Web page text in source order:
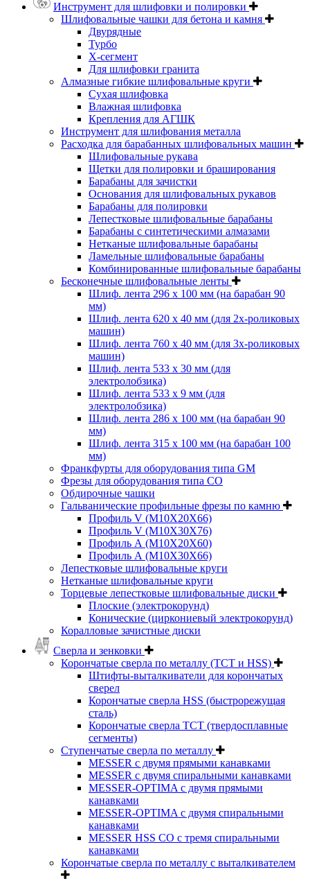
Инструмент для шлифовки и полировки
Шлифовальные чашки для бетона и камня
Двурядные
Турбо
Х-сегмент
Для шлифовки гранита
Алмазные гибкие шлифовальные круги
Cухая шлифовка
Влажная шлифовка
Крепления для АГШК
Инструмент для шлифования металла
Расходка для барабанных шлифовальных машин
Шлифовальные рукава
Щетки для полировки и браширования
Барабаны для зачистки
Основания для шлифовальных рукавов
Барабаны для полировки
Лепестковые шлифовальные барабаны
Барабаны с синтетическими алмазами
Нетканые шлифовальные барабаны
Ламельные шлифовальные барабаны
Комбинированные шлифовальные барабаны
Бесконечные шлифовальные ленты
Шлиф. лента 296 х 100 мм (на барабан 90
мм)
Шлиф. лента 620 х 40 мм (для 2х-роликовых
машин)
Шлиф. лента 760 х 40 мм (для 3х-роликовых
машин)
Шлиф. лента 533 х 30 мм (для
электролобзика)
Шлиф. лента 533 х 9 мм (для
электролобзика)
Шлиф. лента 286 х 100 мм (на барабан 90
мм)
Шлиф. лента 315 х 100 мм (на барабан 100
мм)
Франкфурты для оборудования типа GM
Фрезы для оборудования типа СО
Обдирочные чашки
Гальванические профильные фрезы по камню
Профиль V (M10X20X66)
Профиль V (M10X30X76)
Профиль А (М10Х20Х60)
Профиль А (М10Х30Х66)
Лепестковые шлифовальные круги
Нетканые шлифовальные круги
Торцевые лепестковые шлифовальные диски
Плоские (электрокорунд)
Конические (циркониевый электрокорунд)
Коралловые зачистные диски
Сверла и зенковки
Корончатые сверла по металлу (TCT и HSS)
Штифты-выталкиватели для корончатых
сверел
Корончатые сверла HSS (быстрорежущая
сталь)
Корончатые сверла TCT (твердосплавные
сегменты)
Ступенчатые сверла по металлу
MESSER с двумя прямыми канавками
MESSER с двумя спиральными канавками
MESSER-OPTIMA с двумя прямыми
канавками
MESSER-OPTIMA с двумя спиральными
канавками
MESSER HSS CО с тремя спиральными
канавками
Корончатые сверла по металлу c выталкивателем